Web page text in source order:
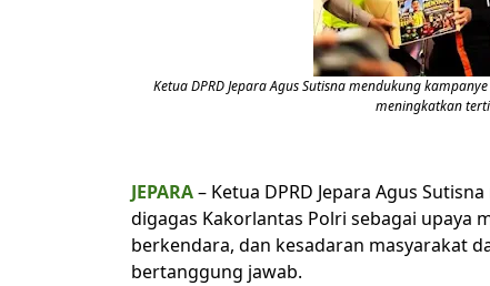
Ketua DPRD Jepara Agus Sutisna mendukung
meningkatkan
JEPARA– Ketua DPRD Jepara Agus
digagas Kakorlantas Polri sebagai upaya
berkendara, dan kesadaran masyarakat
bertanggung jawab.